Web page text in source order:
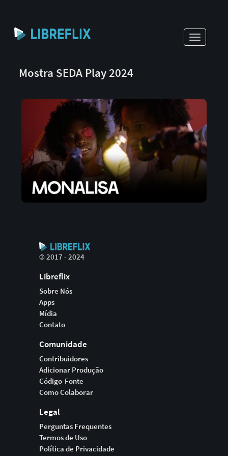
Toggle
Mostra SEDA Play 2024
©2017 - 2024
Libreflix
Sobre Nós
Apps
Mídia
Contato
Comunidade
Contribuidores
Adicionar Produção
Código-Fonte
Como Colaborar
Legal
Perguntas Frequentes
Termos de Uso
Política de Privacidade